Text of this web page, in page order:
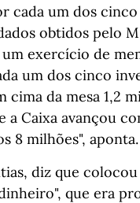
cada um dos cinco
obtidos pelo
exercício de
um dos cinco
cima da mesa 1,2
a Caixa avançou
8 milhões", aponta.
diz que colocou
que era